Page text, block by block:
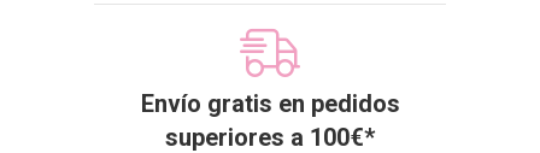
Envío gratis en pedidos
superiores a 100€*